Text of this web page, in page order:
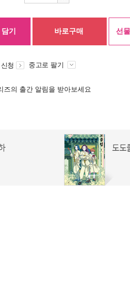
기 바로구매 선
청 중고로 팔기
즈의 출간 알림을 받아보세요